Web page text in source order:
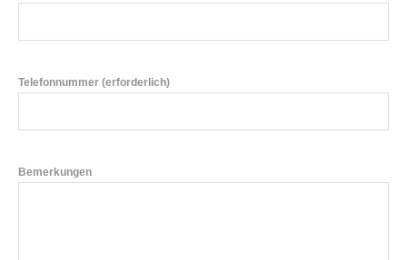
Telefonnummer (erforderlich)
Bemerkungen